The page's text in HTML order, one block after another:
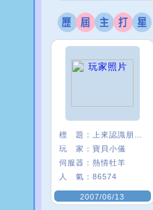
標 題：
玩 家： 寶貝小儀
伺服器： 熱情牡羊
人 氣： 86574
2007/06/13